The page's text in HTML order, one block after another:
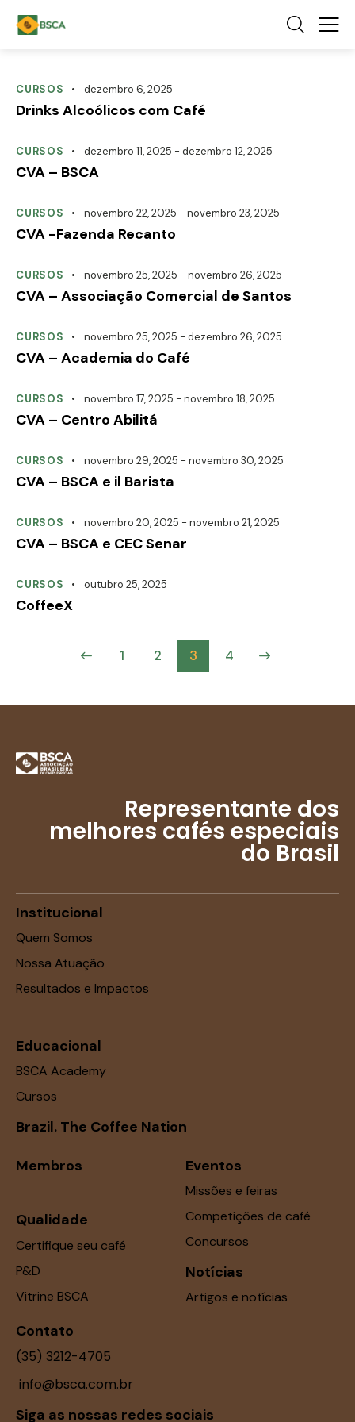
CURSOS dezembro 6, 2025
Drinks Alcoólicos com Café
CURSOS dezembro 11, 2025 - dezembro 12, 2025
CVA – BSCA
CURSOS novembro 22, 2025 - novembro 23, 2025
CVA -Fazenda Recanto
CURSOS novembro 25, 2025 - novembro 26, 2025
CVA – Associação Comercial de Santos
CURSOS novembro 25, 2025 - dezembro 26, 2025
CVA – Academia do Café
CURSOS novembro 17, 2025 - novembro 18, 2025
CVA – Centro Abilitá
CURSOS novembro 29, 2025 - novembro 30, 2025
CVA – BSCA e il Barista
CURSOS novembro 20, 2025 - novembro 21, 2025
CVA – BSCA e CEC Senar
CURSOS outubro 25, 2025
CoffeeX
1 2 3 4
Representante dos
melhores cafés especiais
do Brasil
Institucional
Quem Somos
Nossa Atuação
Resultados e Impactos
Educacional
BSCA Academy
Cursos
Brazil. The Coffee Nation
Membros
Qualidade
Certifique seu café
P&D
Vitrine BSCA
Eventos
Missões e feiras
Competições de café
Concursos
Notícias
Artigos e notícias
Contato
(35) 3212-4705
info@bsca.com.br
Siga as nossas redes sociais